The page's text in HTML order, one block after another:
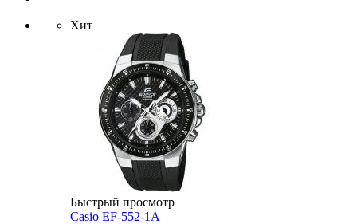
Хит
Быстрый просмотр
Casio EF-552-1A